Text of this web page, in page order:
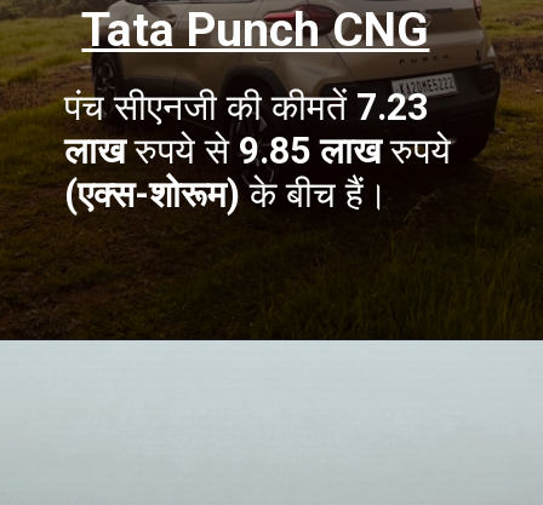
पंच सीएनजी की कीमतें 7.23
लाखरुपये से9.85 लाखरुपये
(एक्स-शोरूम)के बीच हैं।
Tata Punch CNG